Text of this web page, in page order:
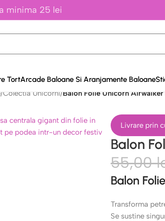
minima 25 lei
TortArcade Baloane Si Aranjamente Baloane
/Colectia Unicorni/Balon Folie Unicorn Airwalker
Livrare prin
Balon
55,00
Balon
Transforma
Se sustine